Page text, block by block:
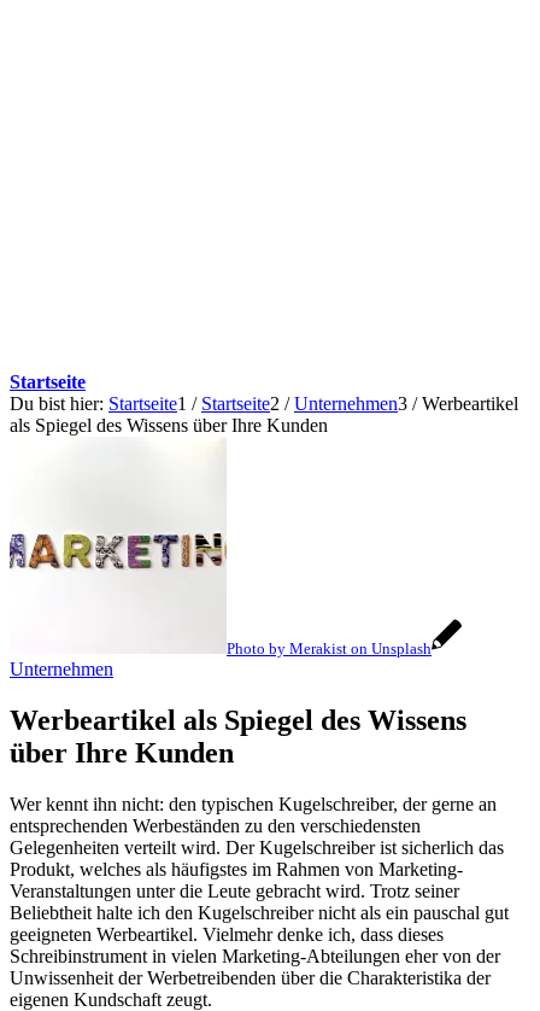
Startseite
Du bist hier: Startseite1 / Startseite2 / Unternehmen3 / Werbeartikel
als Spiegel des Wissens über Ihre Kunden
Photo by Merakist on Unsplash
Unternehmen
Werbeartikel als Spiegel des Wissens
über Ihre Kunden
Wer kennt ihn nicht: den typischen Kugelschreiber, der gerne an
entsprechenden Werbeständen zu den verschiedensten
Gelegenheiten verteilt wird. Der Kugelschreiber ist sicherlich das
Produkt, welches als häufigstes im Rahmen von Marketing-
Veranstaltungen unter die Leute gebracht wird. Trotz seiner
Beliebtheit halte ich den Kugelschreiber nicht als ein pauschal gut
geeigneten Werbeartikel. Vielmehr denke ich, dass dieses
Schreibinstrument in vielen Marketing-Abteilungen eher von der
Unwissenheit der Werbetreibenden über die Charakteristika der
eigenen Kundschaft zeugt.